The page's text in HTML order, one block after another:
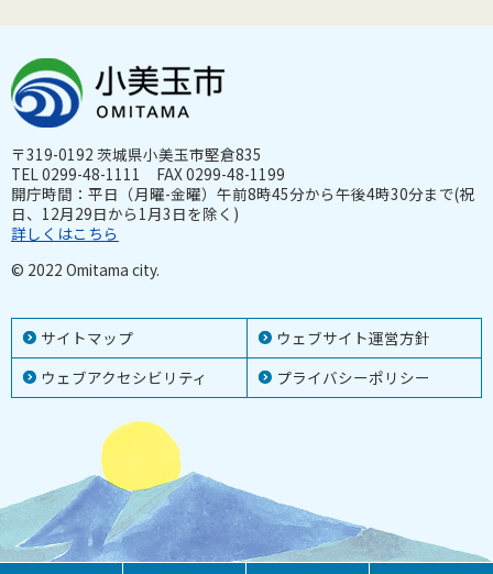
サイトマップ
ウェブサイト運営方針
ウェブアクセシビリティ
プライバシーポリシー
〒319-0192 茨城県小美玉市堅倉835
TEL 0299-48-1111 FAX 0299-48-1199
開庁時間：平日（月曜-金曜）午前8時45分から午後4時30分まで(祝
日、12月29日から1月3日を除く)
詳しくはこちら
© 2022 Omitama city.